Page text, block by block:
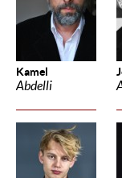
Kamel
Abdelli